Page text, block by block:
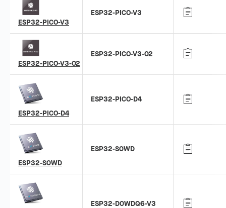
ESP32-PICO-V3
ESP32-PICO-V3
ESP32-PICO-V3-02
ESP32-PICO-V3-02
ESP32-PICO-D4
ESP32-PICO-D4
ESP32-S0WD
ESP32-S0WD
ESP32-D0WDQ6-V3